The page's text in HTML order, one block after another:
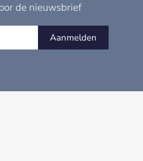
de nieuwsbrief
Aanmelden